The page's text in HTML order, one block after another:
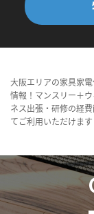
大阪エリアの家具家
情報！マンスリー＋
ネス出張・研修の経
てご利用いただけま